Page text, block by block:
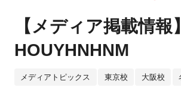
【メディア掲載情報】
HOUYHNHNM
メディアトピックス 東京校 大阪校